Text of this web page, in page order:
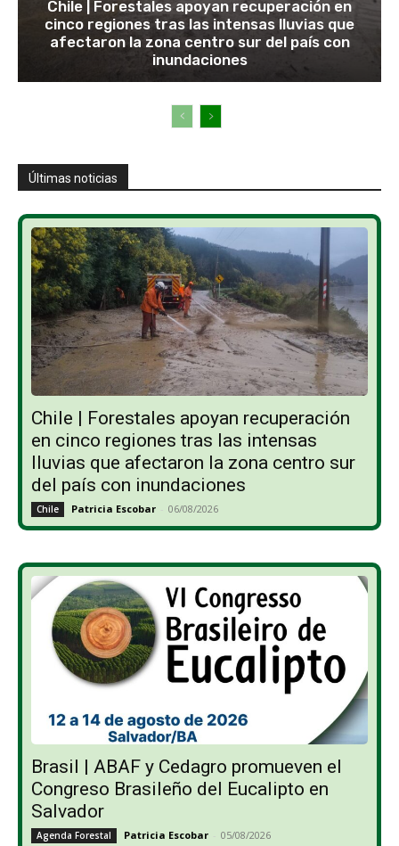
Chile | Forestales apoyan recuperación en
cinco regiones tras las intensas lluvias que
afectaron la zona centro sur del país con
inundaciones
Últimas noticias
Chile | Forestales apoyan recuperación
en cinco regiones tras las intensas
lluvias que afectaron la zona centro sur
del país con inundaciones
Chile Patricia Escobar - 06/08/2026
Brasil | ABAF y Cedagro promueven el
Congreso Brasileño del Eucalipto en
Salvador
Agenda Forestal Patricia Escobar - 05/08/2026